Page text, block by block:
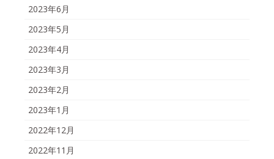
2023年6月
2023年5月
2023年4月
2023年3月
2023年2月
2023年1月
2022年12月
2022年11月